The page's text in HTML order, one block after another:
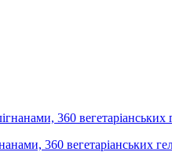
360 вегетаріанських